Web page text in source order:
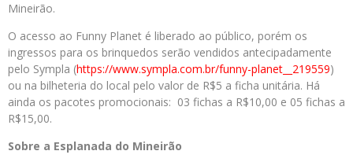
Mineirão.
O acesso ao Funny Planet é liberado ao público, porém os
ingressos para os brinquedos serão vendidos antecipadamente
pelo Sympla (https://www.sympla.com.br/funny-planet__219559)
ou na bilheteria do local pelo valor de R$5 a ficha unitária. Há
ainda os pacotes promocionais: 03 fichas a R$10,00 e 05 fichas a
R$15,00.
Sobre a Esplanada do Mineirão